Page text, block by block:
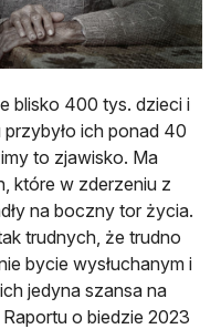
blisko 400 tys. dzieci i
ich ponad 40
to zjawisko. Ma
które w zderzeniu z
na boczny tor życia.
trudnych, że trudno
bycie wysłuchanym i
jedyna szansa na
o biedzie 2023